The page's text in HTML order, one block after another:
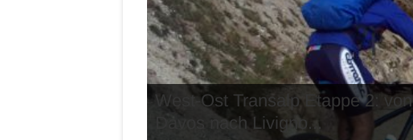
West-Ost Transalp Etappe 2: von
Davos nach Livigno...